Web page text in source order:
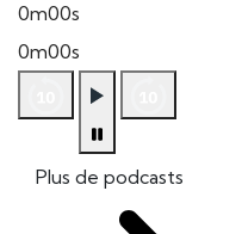
0m00s
0m00s
Plus de podcasts